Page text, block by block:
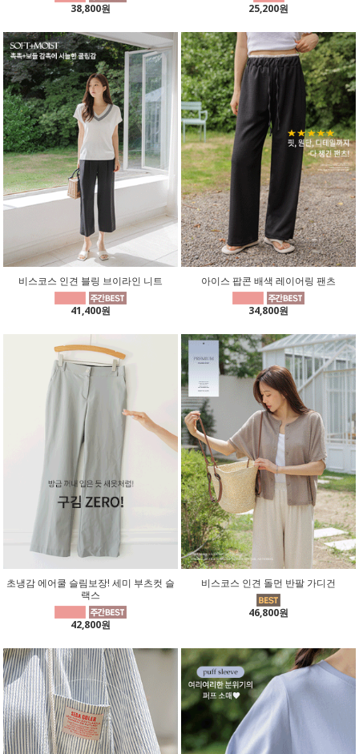
38,800원 25,200원
비스코스 인견 블링 브이라인 니트
41,400원
아이스 팝콘 배색 레이어링 팬츠
34,800원
초냉감 에어쿨 슬림보장! 세미 부츠컷 슬
랙스
42,800원
비스코스 인견 돌먼 반팔 가디건
46,800원